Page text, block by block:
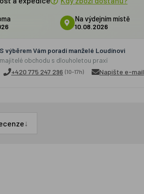
Na výdejním místě
10.08.2026
S výběrem Vám poradí manželé Loudínovi
majitelé obchodu s dlouholetou praxí
+420 775 247 296 (10-17h) Napište e-mail
↓